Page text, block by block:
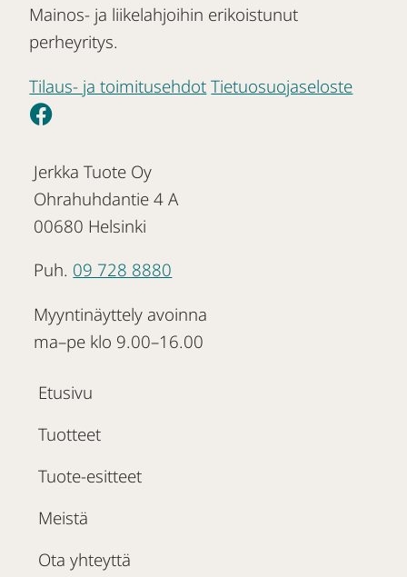
Mainos- ja liikelahjoihin erikoistunut
perheyritys.
Tilaus- ja toimitusehdot Tietuosuojaseloste
Jerkka Tuote Oy
Ohrahuhdantie 4 A
00680 Helsinki
Puh. 09 728 8880
Myyntinäyttely avoinna
ma–pe klo 9.00–16.00
Etusivu
Tuotteet
Tuote-esitteet
Meistä
Ota yhteyttä